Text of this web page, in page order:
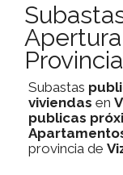
Subastas
viviendas en
publicas
provincia de